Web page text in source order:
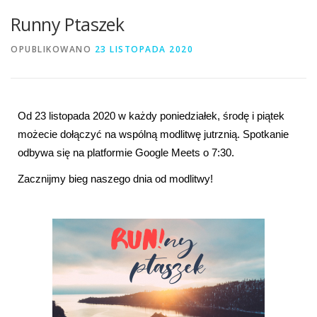
Runny Ptaszek
OPUBLIKOWANO 23 LISTOPADA 2020
Od 23 listopada 2020 w każdy poniedziałek, środę i piątek
możecie dołączyć na wspólną modlitwę jutrznią. Spotkanie
odbywa się na platformie Google Meets o 7:30.
Zacznijmy bieg naszego dnia od modlitwy!